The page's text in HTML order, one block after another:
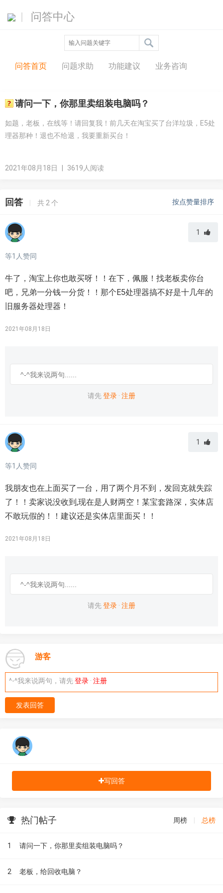
问答中心
问答首页 问题求助 功能建议 业务咨询
请问一下，你那里卖组装电脑吗？
如题，老板，在线等！请回复我！前几天在淘宝买了台洋垃圾，E5处
理器那种！退也不给退，我要重新买台！
2021年08月18日 3619人阅读
回答 | 共 2 个 按点赞量排序
1
等1 人赞同
牛了，淘宝上你也敢买呀！！在下，佩服！找老板卖你台
吧，兄弟一分钱一分货！！那个E5处理器搞不好是十几年的
旧服务器处理器！
2021年08月18日
请先登录 · 注册
1
等1 人赞同
我朋友也在上面买了一台，用了两个月不到，发回克就失踪
了！！卖家说没收到,现在是人财两空！某宝套路深，实体店
不敢玩假的！！建议还是实体店里面买！！
2021年08月18日
请先登录 · 注册
游客
^-^我来说两句，请先登录 · 注册
发表回答
写回答
热门帖子 周榜 总榜
1 请问一下，你那里卖组装电脑吗？
2 老板，给回收电脑？